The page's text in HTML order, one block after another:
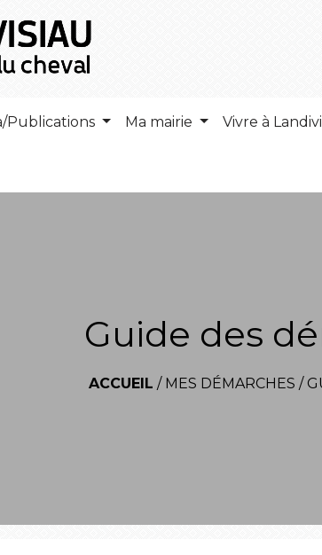
Publications Ma mairie Vivre à
Guide des
ACCUEIL / MES DÉMARCHES /